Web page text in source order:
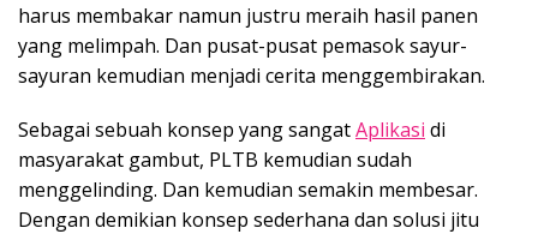
harus membakar namun justru meraih hasil panen
yang melimpah. Dan pusat-pusat pemasok sayur-
sayuran kemudian menjadi cerita menggembirakan.
Sebagai sebuah konsep yang sangatAplikasi di
masyarakat gambut, PLTB kemudian sudah
menggelinding. Dan kemudian semakin membesar.
Dengan demikian konsep sederhana dan solusi jitu